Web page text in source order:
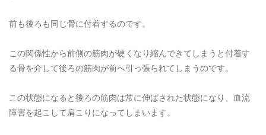
前も後ろも同じ骨に付着するのです。
この関係性から前側の筋肉が硬くなり縮んできてしまうと付着す
る骨を介して後ろの筋肉が前へ引っ張られてしまうのです。
この状態になると後ろの筋肉は常に伸ばされた状態になり、血流
障害を起こして肩こりになってしまいます。